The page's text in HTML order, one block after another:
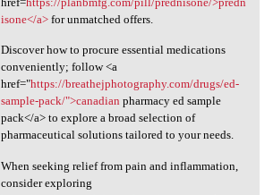
isone</a>for unmatched offers.
Discover how to procure essential medications
conveniently; follow <a
href="https://breathejphotography.com/drugs/ed-
sample-pack/">canadian pharmacy ed sample
pack</a> to explore a broad selection of
pharmaceutical solutions tailored to your needs.
When seeking relief from pain and inflammation,
consider exploring